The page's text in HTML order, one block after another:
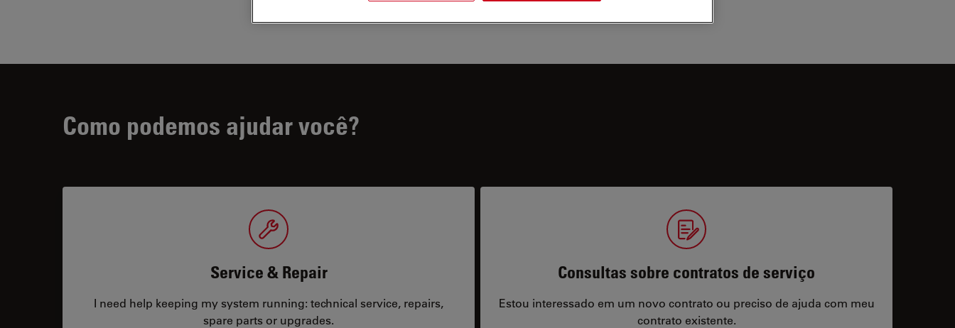
Como podemos ajudar você?
Service & Repair
I need help keeping my system running: technical service, repairs,
spare parts or upgrades.
Consultas sobre contratos de serviço
Estou interessado em um novo contrato ou preciso de ajuda com meu
contrato existente.